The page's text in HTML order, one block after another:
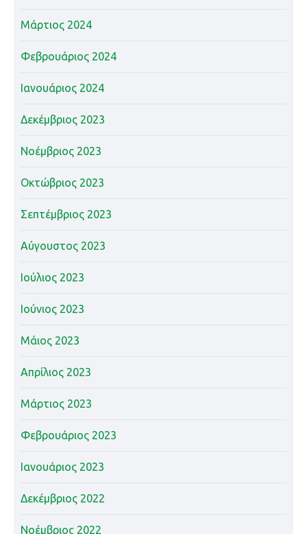
Μάρτιος 2024
Φεβρουάριος 2024
Ιανουάριος 2024
Δεκέμβριος 2023
Νοέμβριος 2023
Οκτώβριος 2023
Σεπτέμβριος 2023
Αύγουστος 2023
Ιούλιος 2023
Ιούνιος 2023
Μάιος 2023
Απρίλιος 2023
Μάρτιος 2023
Φεβρουάριος 2023
Ιανουάριος 2023
Δεκέμβριος 2022
Νοέμβριος 2022